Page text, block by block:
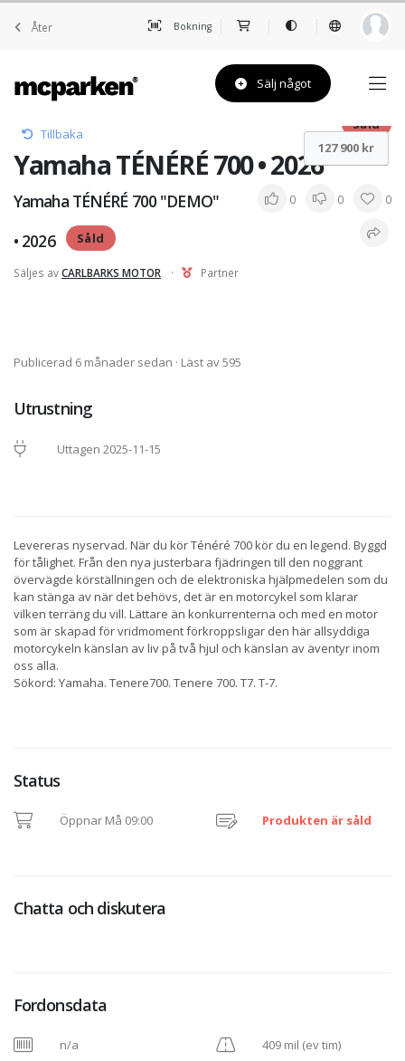
Åter Bokning
Sälj något
Tillbaka
Yamaha TÉNÉRÉ 700 • 2026
Såld
Yamaha TÉNÉRÉ 700 "DEMO"
• 2026
Såld
0 0 0
Säljes avCARLBARKS MOTOR · Partner
127 900 kr
Publicerad 6 månader sedan · Läst av 595
Utrustning
Uttagen 2025-11-15
Levereras nyservad. När du kör Ténéré 700 kör du en legend. Byggd
för tålighet. Från den nya justerbara fjädringen till den noggrant
övervägde körställningen och de elektroniska hjälpmedelen som du
kan stänga av när det behövs, det är en motorcykel som klarar
vilken terräng du vill. Lättare än konkurrenterna och med en motor
som är skapad för vridmoment förkroppsligar den här allsyddiga
motorcykeln känslan av liv på två hjul och känslan av äventyr inom
oss alla.
Sökord: Yamaha. Tenere700. Tenere 700. T7. T-7.
Status
Öppnar Må 09:00 Produkten är såld
Chatta och diskutera
Fordonsdata
n/a
409 mil (ev tim)